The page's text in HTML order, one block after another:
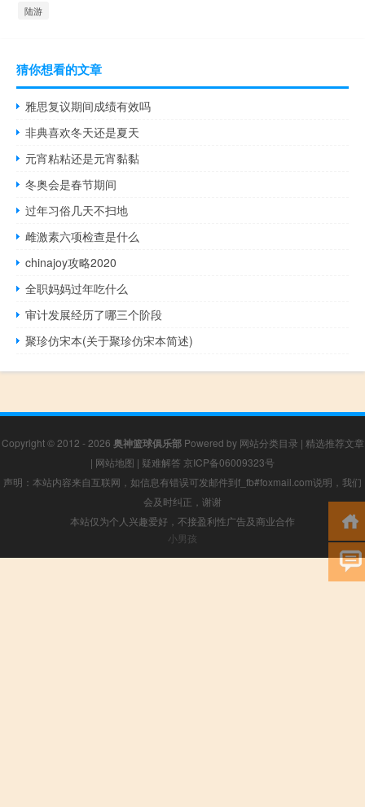
陆游
猜你想看的文章
雅思复议期间成绩有效吗
非典喜欢冬天还是夏天
元宵粘粘还是元宵黏黏
冬奥会是春节期间
过年习俗几天不扫地
雌激素六项检查是什么
chinajoy攻略2020
全职妈妈过年吃什么
审计发展经历了哪三个阶段
聚珍仿宋本(关于聚珍仿宋本简述)
Copyright © 2012 - 2026 奥神篮球俱乐部Powered by 网站分类目录 | 精选推荐文章
| 网站地图 | 疑难解答 京ICP备06009323号
声明：本站内容来自互联网，如信息有错误可发邮件到f_fb#foxmail.com说明，我们
会及时纠正，谢谢
本站仅为个人兴趣爱好，不接盈利性广告及商业合作
小男孩